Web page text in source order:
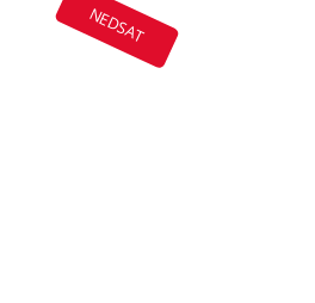
NEDSAT